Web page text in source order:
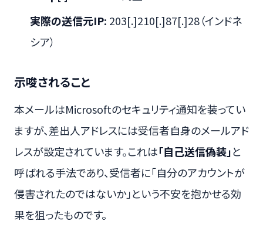
実際の送信元IP: 203[.]210[.]87[.]28（インドネ
シア）
示唆されること
本メールはMicrosoftのセキュリティ通知を装ってい
ますが、差出人アドレスには受信者自身のメールアド
レスが設定されています。これは「自己送信偽装」と
呼ばれる手法であり、受信者に「自分のアカウントが
侵害されたのではないか」という不安を抱かせる効
果を狙ったものです。